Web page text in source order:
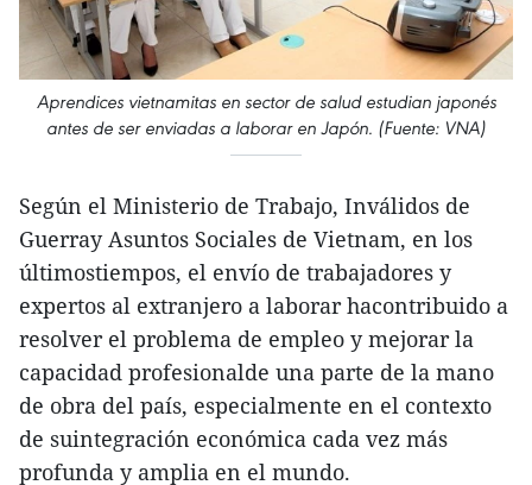
Aprendices vietnamitas en sector de salud estudian japonés
antes de ser enviadas a laborar en Japón. (Fuente: VNA)
Según el Ministerio de Trabajo, Inválidos de
Guerray Asuntos Sociales de Vietnam, en los
últimostiempos, el envío de trabajadores y
expertos al extranjero a laborar hacontribuido a
resolver el problema de empleo y mejorar la
capacidad profesionalde una parte de la mano
de obra del país, especialmente en el contexto
de suintegración económica cada vez más
profunda y amplia en el mundo.